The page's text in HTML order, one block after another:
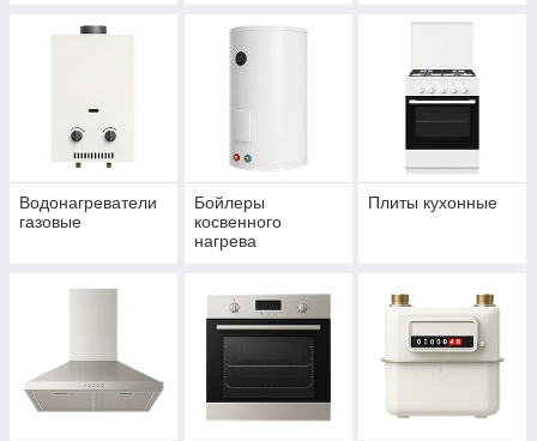
Водонагреватели
газовые
Бойлеры
косвенного
нагрева
Плиты кухонные